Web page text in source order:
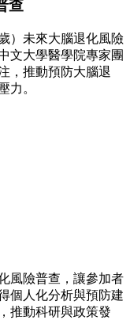
查
）未來大腦退化風險
文大學醫學院專家團
，推動預防大腦退
力。
風險普查，讓參加者
個人化分析與預防建
推動科研與政策發